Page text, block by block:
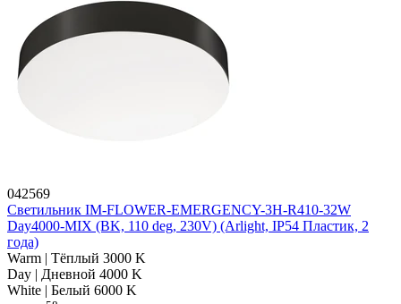
042569
Светильник IM-FLOWER-EMERGENCY-3H-R410-32W
Day4000-MIX (BK, 110 deg, 230V) (Arlight, IP54 Пластик, 2
года)
Warm | Тёплый 3000 K
Day | Дневной 4000 K
White | Белый 6000 K